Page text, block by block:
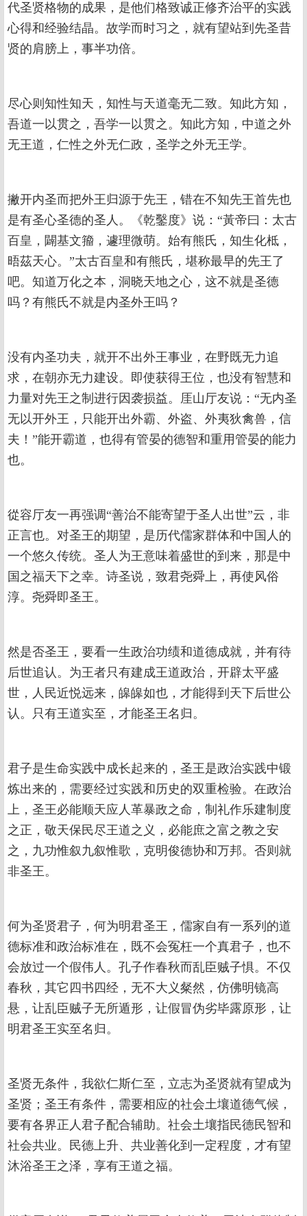
代圣贤格物的成果，是他们格致诚正修齐治平的实践
心得和经验结晶。故学而时习之，就有望站到先圣昔
贤的肩膀上，事半功倍。
尽心则知性知天，知性与天道毫无二致。知此方知，
吾道一以贯之，吾学一以贯之。知此方知，中道之外
无王道，仁性之外无仁政，圣学之外无王学。
撇开内圣而把外王归源于先王，错在不知先王首先也
是有圣心圣德的圣人。《乾鑿度》说：“黃帝曰：太古
百皇，闢基文籀，遽理微萌。始有熊氏，知生化柢，
晤茲天心。”太古百皇和有熊氏，堪称最早的先王了
吧。知道万化之本，洞晓天地之心，这不就是圣德
吗？有熊氏不就是内圣外王吗？
没有内圣功夫，就开不出外王事业，在野既无力追
求，在朝亦无力建设。即使获得王位，也没有智慧和
力量对先王之制进行因袭损益。厓山厅友说：“无内圣
无以开外王，只能开出外霸、外盗、外夷狄禽兽，信
夫！”能开霸道，也得有管晏的德智和重用管晏的能力
也。
從容厅友一再强调“善治不能寄望于圣人出世”云，非
正言也。对圣王的期望，是历代儒家群体和中国人的
一个悠久传统。圣人为王意味着盛世的到来，那是中
国之福天下之幸。诗圣说，致君尧舜上，再使风俗
淳。尧舜即圣王。
然是否圣王，要看一生政治功绩和道德成就，并有待
后世追认。为王者只有建成王道政治，开辟太平盛
世，人民近悦远来，皞皞如也，才能得到天下后世公
认。只有王道实至，才能圣王名归。
君子是生命实践中成长起来的，圣王是政治实践中锻
炼出来的，需要经过实践和历史的双重检验。在政治
上，圣王必能顺天应人革暴政之命，制礼作乐建制度
之正，敬天保民尽王道之义，必能庶之富之教之安
之，九功惟叙九叙惟歌，克明俊德协和万邦。否则就
非圣王。
何为圣贤君子，何为明君圣王，儒家自有一系列的道
德标准和政治标准在，既不会冤枉一个真君子，也不
会放过一个假伟人。孔子作春秋而乱臣贼子惧。不仅
春秋，其它四书四经，无不大义粲然，仿佛明镜高
悬，让乱臣贼子无所遁形，让假冒伪劣毕露原形，让
明君圣王实至名归。
圣贤无条件，我欲仁斯仁至，立志为圣贤就有望成为
圣贤；圣王有条件，需要相应的社会土壤道德气候，
要有各界正人君子配合辅助。社会土壤指民德民智和
社会共业。民德上升、共业善化到一定程度，才有望
沐浴圣王之泽，享有王道之福。